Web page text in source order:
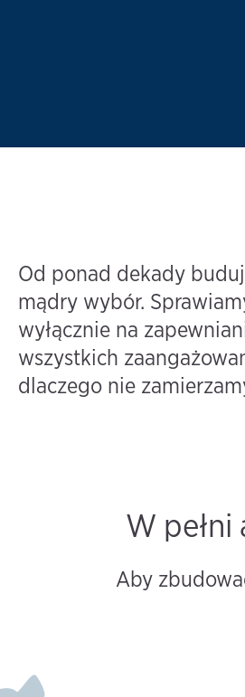
Od ponad dekady
mądry wybór.
wyłącznie na
wszystkich
dlaczego nie
W
Aby